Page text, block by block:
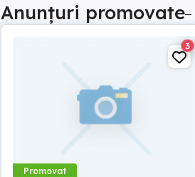
Anunțuri promovate–
Promovat
3